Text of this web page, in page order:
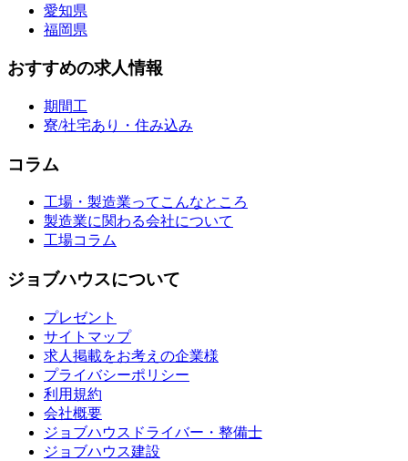
愛知県
福岡県
おすすめの求人情報
期間工
寮/社宅あり・住み込み
コラム
工場・製造業ってこんなところ
製造業に関わる会社について
工場コラム
ジョブハウスについて
プレゼント
サイトマップ
求人掲載をお考えの企業様
プライバシーポリシー
利用規約
会社概要
ジョブハウスドライバー・整備士
ジョブハウス建設